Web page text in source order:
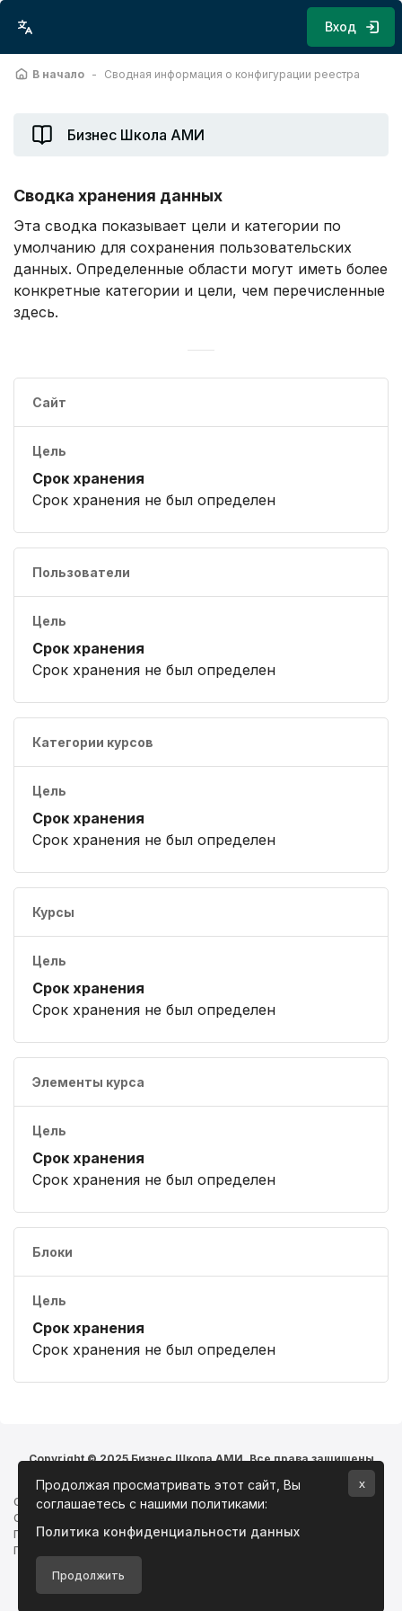
Вход
В начало Сводная информация о конфигурации реестра
Бизнес Школа АМИ
Сводка хранения данных
Эта сводка показывает цели и категории по
умолчанию для сохранения пользовательских
данных. Определенные области могут иметь более
конкретные категории и цели, чем перечисленные
здесь.
Сайт
Цель
Срок хранения
Срок хранения не был определен
Пользователи
Цель
Срок хранения
Срок хранения не был определен
Категории курсов
Цель
Срок хранения
Срок хранения не был определен
Курсы
Цель
Срок хранения
Срок хранения не был определен
Элементы курса
Цель
Срок хранения
Срок хранения не был определен
Блоки
Цель
Срок хранения
Срок хранения не был определен
Copyright © 2025 Бизнес Школа АМИ. Все права защищены
Сводка хранения данных
Скачать мобильное приложение
Политики
Переключить на стандартную тему
Продолжая просматривать этот сайт, Вы
соглашаетесь с нашими политиками:
Политика конфиденциальности данных
Продолжить
x